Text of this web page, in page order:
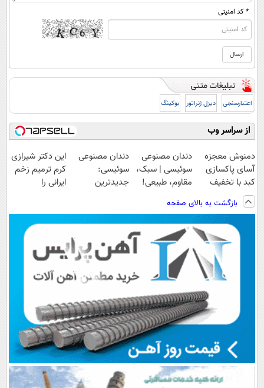
* کد امنیتی
اعتبارسنجی دیزل ژنراتور بوکینگ
از سراسر وب
دمنوش معجزه
آسای پاکسازی
کبد با تخفیف
ویژه
دندان مصنوعی
سوئیسی | سبک،
مقاوم، طبیعی!
رایگان+پرداخت
اقساطی😍
دندان مصنوعی
سوئیسی:
جدیدترین
پرداخت قسطی
این دکتر شیرازی
کرم ترمیم زخم
ایرانی را
بازگشت به بالای صفحه